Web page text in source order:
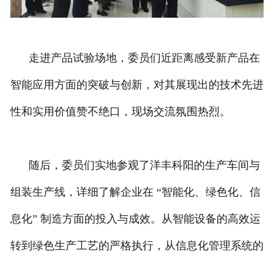
走进产品试验场地，委员们近距离感受新产品在
智能应用方面的突破与创新，对其展现出的技术先进
性和实用价值赞不绝口，现场交流氛围热烈。
随后，委员们实地参观了洋丰科阳的生产车间与
组装生产线，详细了解企业在 “智能化、绿色化、信
息化” 制造方面的投入与成效。从智能设备的高效运
转到绿色生产工艺的严格执行，从信息化管理系统的